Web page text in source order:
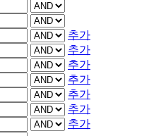
추가
추가
추가
추가
추가
추가
추가